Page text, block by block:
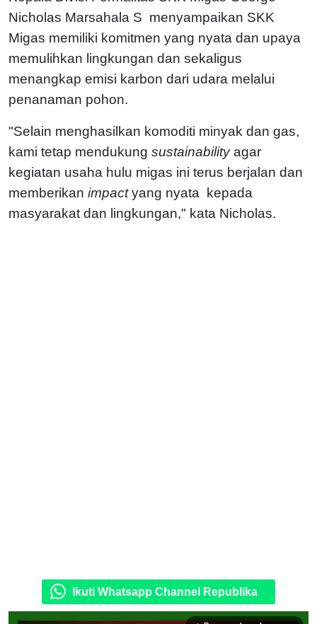
Nicholas Marsahala S menyampaikan SKK
Migas memiliki komitmen yang nyata dan upaya
memulihkan lingkungan dan sekaligus
menangkap emisi karbon dari udara melalui
penanaman pohon.
"Selain menghasilkan komoditi minyak dan gas,
kami tetap mendukung sustainabilityagar
kegiatan usaha hulu migas ini terus berjalan dan
memberikan impactyang nyata kepada
masyarakat dan lingkungan," kata Nicholas.
Ikuti Whatsapp Channel Republika